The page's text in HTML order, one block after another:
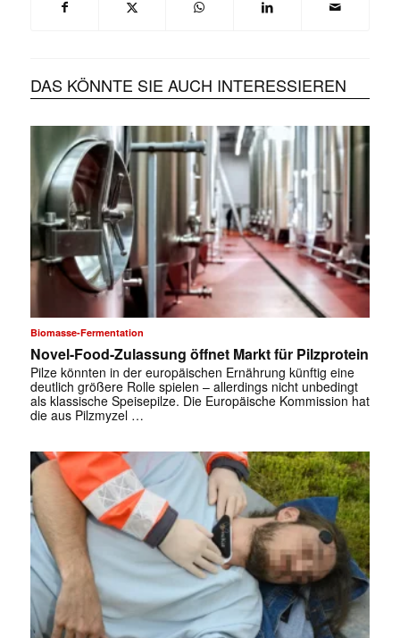
DAS KÖNNTE SIE AUCH INTERESSIEREN
Biomasse-Fermentation
Novel-Food-Zulassung öffnet Markt für Pilzprotein
Pilze könnten in der europäischen Ernährung künftig eine
deutlich größere Rolle spielen – allerdings nicht unbedingt
als klassische Speisepilze. Die Europäische Kommission hat
die aus Pilzmyzel …